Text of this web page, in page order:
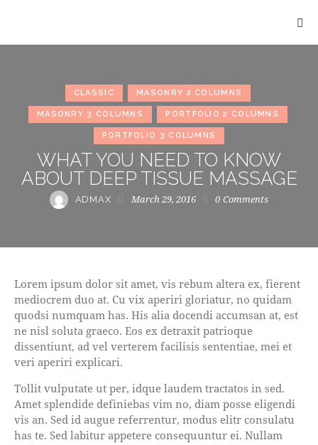
CLASSIC MASONRY 2 COLUMNS
MASONRY 3 COLUMNS PORTFOLIO 2 COLUMNS
PORTFOLIO 3 COLUMNS
WHAT YOU NEED TO KNOW
ABOUT DEEP TISSUE MASSAGE
ADMAX March 29, 2016 0 Comments
Lorem ipsum dolor sit amet, vis rebum altera ex, fierent
mediocrem duo at. Cu vix aperiri gloriatur, no quidam
quodsi numquam has. His alia docendi accumsan at, est
ne nisl soluta graeco. Eos ex detraxit patrioque
dissentiunt, ad vel verterem facilisis sententiae, mei et
veri aperiri explicari.
Tollit vulputate ut per, idque laudem tractatos in sed.
Amet splendide definiebas vim no, diam posse eligendi
vis an. Sed id augue referrentur, modus elitr consulatu
has te. Sed labitur appetere consequuntur ei. Nullam